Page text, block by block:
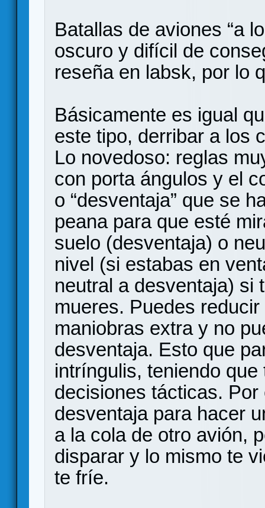
Batallas de aviones “a
oscuro y difícil de
reseña en labsk, por lo
Básicamente es igual
este tipo, derribar a los
Lo novedoso: reglas
con porta ángulos y el
o “desventaja” que se
peana para que esté
suelo (desventaja) o
nivel (si estabas en
neutral a desventaja) si
mueres. Puedes
maniobras extra y no
desventaja. Esto que
intríngulis, teniendo
decisiones tácticas.
desventaja para hacer
a la cola de otro avión,
disparar y lo mismo te
te fríe.